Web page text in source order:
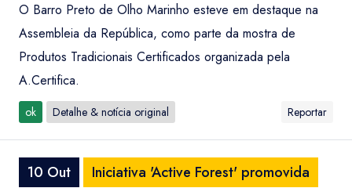
O Barro Preto de Olho Marinho esteve em destaque na
Assembleia da República, como parte da mostra de
Produtos Tradicionais Certificados organizada pela
A.Certifica.
ok Detalhe & notícia original Reportar
10 Out
Iniciativa 'Active Forest' promovida